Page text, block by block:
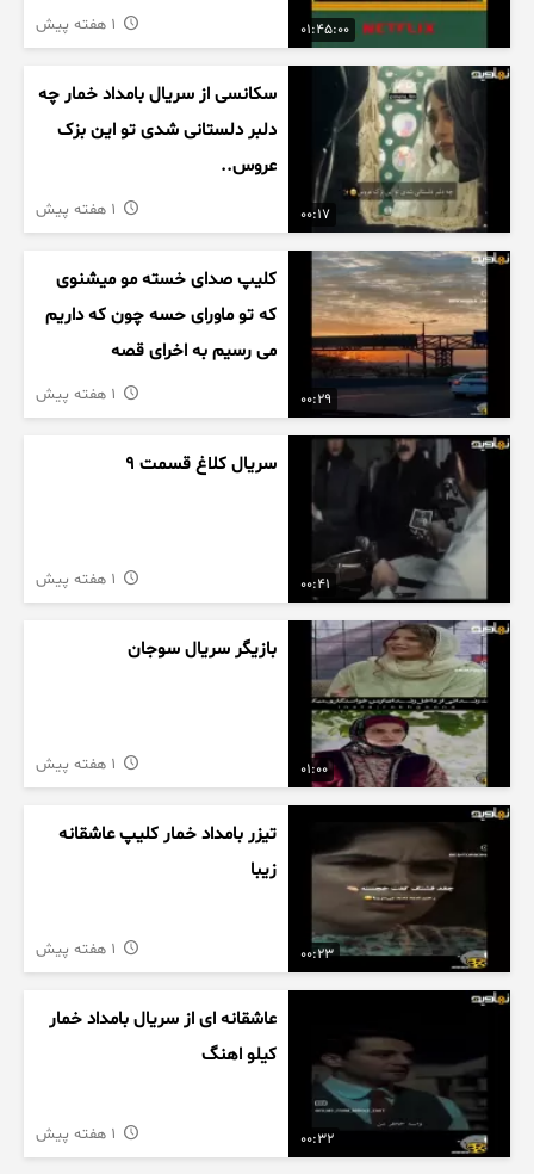
01:45:00
00:17
سکانسی از سریال بامداد خمار چه
دلبر دلستانی شدی تو این بزک
عروس..
00:29
کلیپ صدای خسته مو میشنوی
که تو ماورای حسه چون که داریم
می رسیم به اخرای قصه
00:41
سریال کلاغ قسمت 9
01:00
بازیگر سریال سوجان
00:23
تیزر بامداد خمار کلیپ عاشقانه
زیبا
00:32
عاشقانه ای از سریال بامداد خمار
کیلو اهنگ